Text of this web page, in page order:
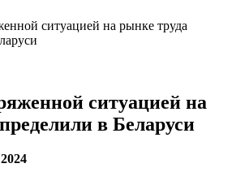
ситуацией на рынке труда
ситуацией на
в Беларуси